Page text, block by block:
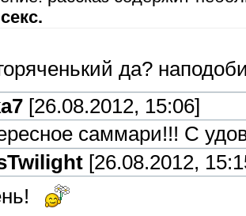
да?
[26.08.2012, 15:06]
саммари!!! С
[26.08.2012,